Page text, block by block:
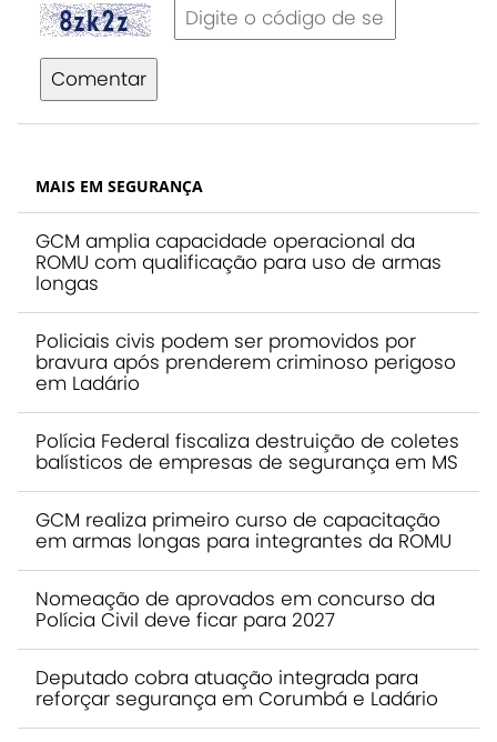
Comentar
MAIS EM SEGURANÇA
GCM amplia capacidade operacional da
ROMU com qualificação para uso de armas
longas
Policiais civis podem ser promovidos por
bravura após prenderem criminoso perigoso
em Ladário
Polícia Federal fiscaliza destruição de coletes
balísticos de empresas de segurança em MS
GCM realiza primeiro curso de capacitação
em armas longas para integrantes da ROMU
Nomeação de aprovados em concurso da
Polícia Civil deve ficar para 2027
Deputado cobra atuação integrada para
reforçar segurança em Corumbá e Ladário